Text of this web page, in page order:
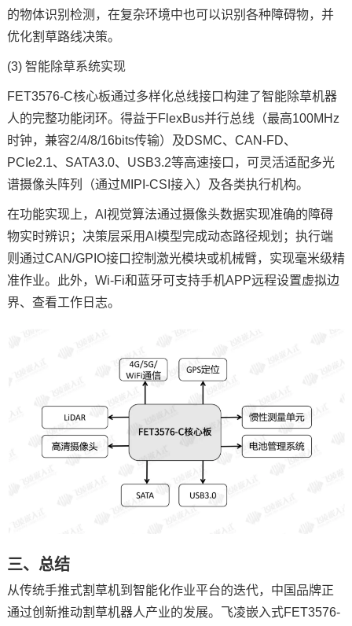
的物体识别检测，在复杂环境中也可以识别各种障碍物，并
优化割草路线决策。
(3) 智能除草系统实现
FET3576-C核心板通过多样化总线接口构建了智能除草机器
人的完整功能闭环。得益于FlexBus并行总线（最高100MHz
时钟，兼容2/4/8/16bits传输）及DSMC、CAN-FD、
PCIe2.1、SATA3.0、USB3.2等高速接口，可灵活适配多光
谱摄像头阵列（通过MIPI-CSI接入）及各类执行机构。
在功能实现上，AI视觉算法通过摄像头数据实现准确的障碍
物实时辨识；决策层采用AI模型完成动态路径规划；执行端
则通过CAN/GPIO接口控制激光模块或机械臂，实现毫米级精
准作业。此外，Wi-Fi和蓝牙可支持手机APP远程设置虚拟边
界、查看工作日志。
三、总结
从传统手推式割草机到智能化作业平台的迭代，中国品牌正
通过创新推动割草机器人产业的发展。飞凌嵌入式FET3576-